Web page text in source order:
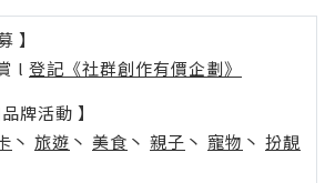
】
l 登記《社群創作有價企劃》
牌活動 】
丶 旅遊 丶 美食 丶 親子 丶 寵物 丶 扮靚